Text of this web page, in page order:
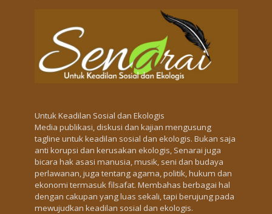
Untuk Keadilan Sosial dan Ekologis
Media publikasi, diskusi dan kajian mengusung
tagline untuk keadilan sosial dan ekologis. Bukan saja
anti korupsi dan kerusakan ekologis, Senarai juga
bicara hak asasi manusia, musik, seni dan budaya
perlawanan, juga tentang agama, politik, hukum dan
ekonomi termasuk filsafat. Membahas berbagai hal
dengan cakupan yang luas sekali, tapi berujung pada
mewujudkan keadilan sosial dan ekologis.